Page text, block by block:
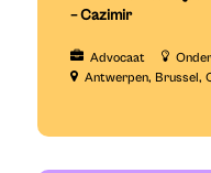
– Cazimir
Advocaat
Antwerpen Brussel